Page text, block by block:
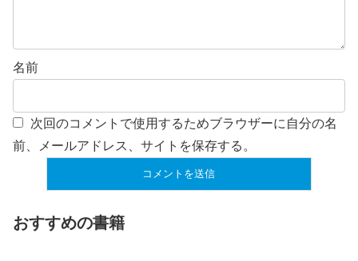
名前
次回のコメントで使用するためブラウザーに自分の名
前、メールアドレス、サイトを保存する。
おすすめの書籍